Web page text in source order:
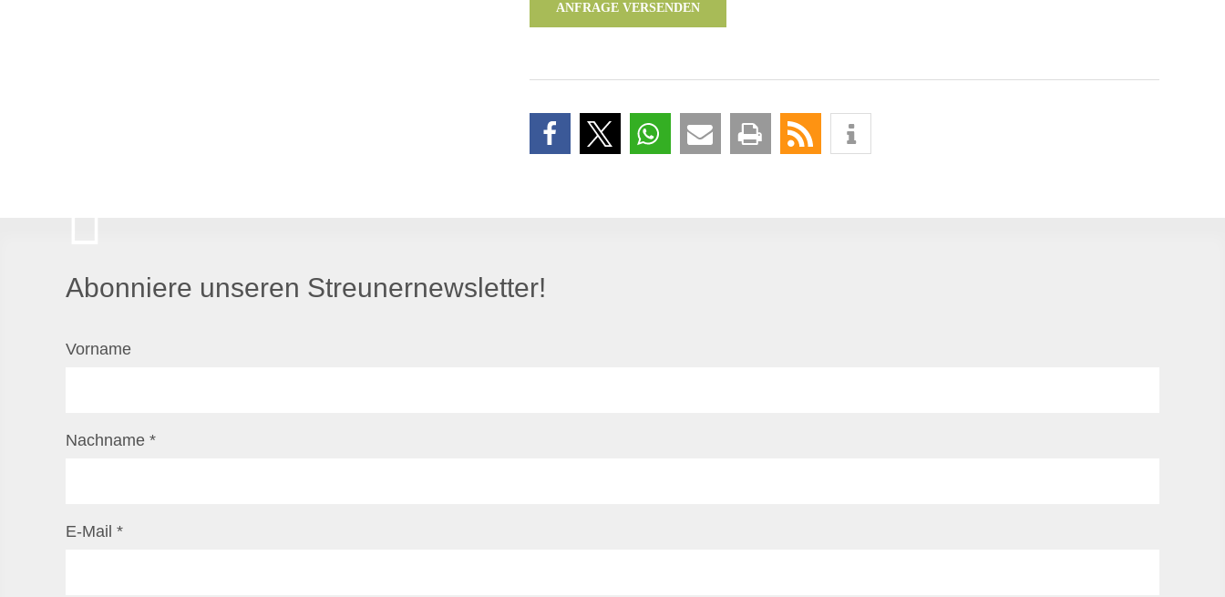
ANFRAGE VERSENDEN
Abonniere unseren Streunernewsletter!
Vorname
Nachname *
E-Mail *